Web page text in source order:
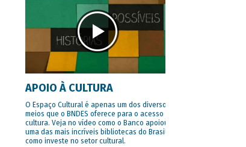
APOIO À CULTURA
O Espaço Cultural é apenas um dos diversos
meios que o BNDES oferece para o acesso à
cultura. Veja no vídeo como o Banco apoiou
uma das mais incríveis bibliotecas do Brasil e
como investe no setor cultural.